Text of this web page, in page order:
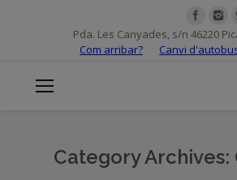
Pda. Les Canyades, s/n 46220
Com arribar?
Canvi
Category Archives: